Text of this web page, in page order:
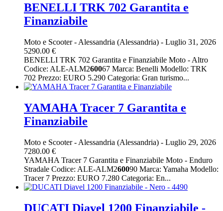
BENELLI TRK 702 Garantita e
Finanziabile
Moto e Scooter- Alessandria (Alessandria) - Luglio 31, 2026
5290.00 €
BENELLI TRK 702 Garantita e Finanziabile Moto - Altro
Codice: ALE-ALM260067 Marca: Benelli Modello: TRK
702 Prezzo: EURO 5.290 Categoria: Gran turismo...
YAMAHA Tracer 7 Garantita e
Finanziabile
Moto e Scooter- Alessandria (Alessandria) - Luglio 29, 2026
7280.00 €
YAMAHA Tracer 7 Garantita e Finanziabile Moto - Enduro
Stradale Codice: ALE-ALM260090 Marca: Yamaha Modello:
Tracer 7 Prezzo: EURO 7.280 Categoria: En...
DUCATI Diavel 1200 Finanziabile -